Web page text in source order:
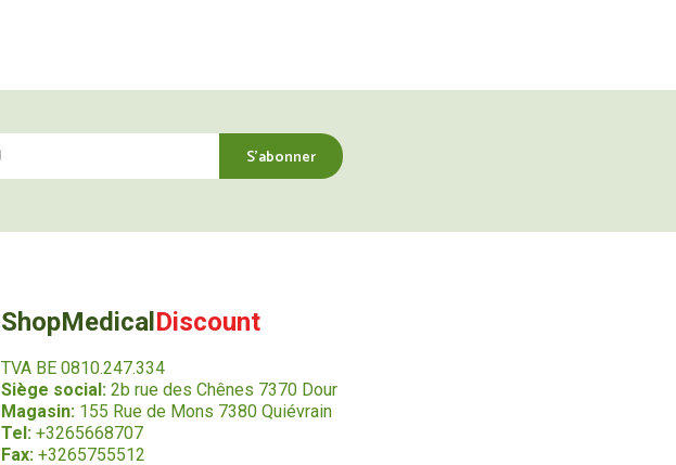
ShopMedical Discount
TVA BE 0810.247.334
Siège social:2b rue des Chênes 7370 Dour
Magasin:155 Rue de Mons 7380 Quiévrain
Tel: +3265668707
Fax: +3265755512